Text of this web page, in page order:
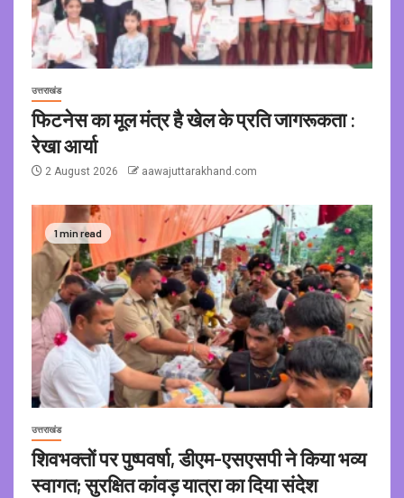
उत्तराखंड
फिटनेस का मूल मंत्र है खेल के प्रति जागरूकता :
रेखा आर्या
2 August 2026 aawajuttarakhand.com
1 min read
उत्तराखंड
शिवभक्तों पर पुष्पवर्षा, डीएम-एसएसपी ने किया भव्य
स्वागत; सुरक्षित कांवड़ यात्रा का दिया संदेश